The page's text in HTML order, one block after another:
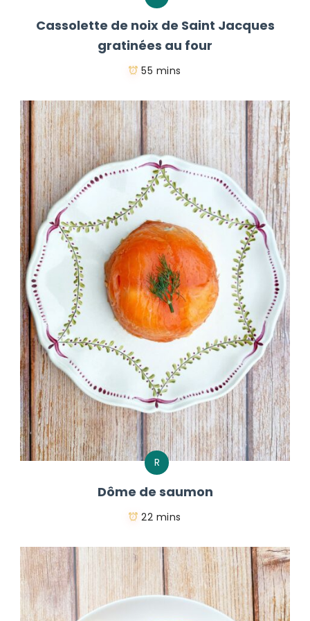
Cassolette de noix de Saint Jacques
gratinées au four
55 mins
R
Dôme de saumon
22 mins